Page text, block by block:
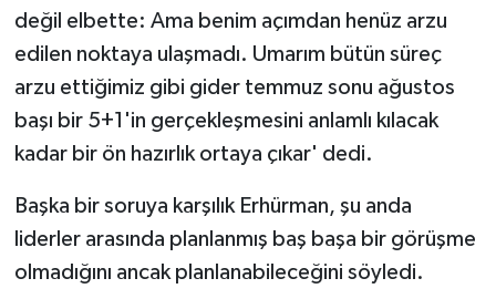
değil elbette: Ama benim açımdan henüz arzu
edilen noktaya ulaşmadı. Umarım bütün süreç
arzu ettiğimiz gibi gider temmuz sonu ağustos
başı bir 5+1'in gerçekleşmesini anlamlı kılacak
kadar bir ön hazırlık ortaya çıkar' dedi.
Başka bir soruya karşılık Erhürman, şu anda
liderler arasında planlanmış baş başa bir görüşme
olmadığını ancak planlanabileceğini söyledi.